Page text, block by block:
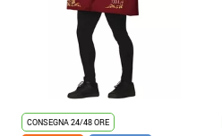
CONSEGNA 24/48 ORE